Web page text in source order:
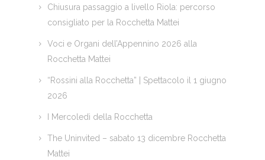
Chiusura passaggio a livello Riola: percorso
consigliato per la Rocchetta Mattei
Voci e Organi dell’Appennino 2026 alla
Rocchetta Mattei
“Rossini alla Rocchetta” | Spettacolo il 1 giugno
2026
I Mercoledì della Rocchetta
The Uninvited – sabato 13 dicembre Rocchetta
Mattei